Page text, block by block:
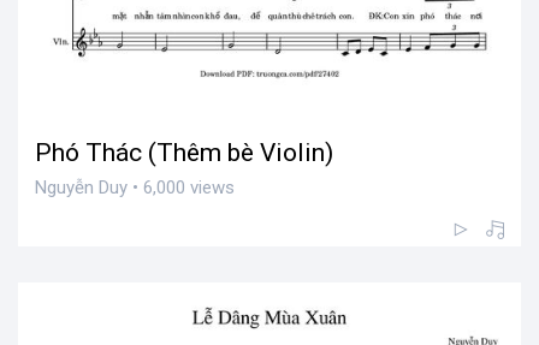
Phó Thác (Thêm bè Violin)
Nguyễn Duy • 6,000 views